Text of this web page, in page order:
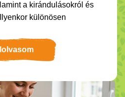
a kirándulásokról és
különösen